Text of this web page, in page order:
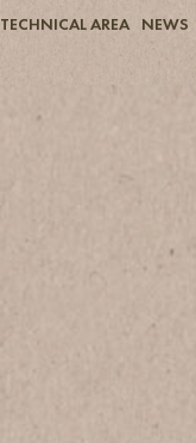
TECHNICAL AREA NEWS